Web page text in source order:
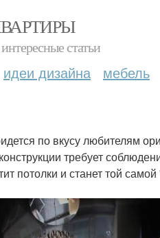
статьи
идеи дизайна мебель
по вкусу любителям
требует
потолки и станет той